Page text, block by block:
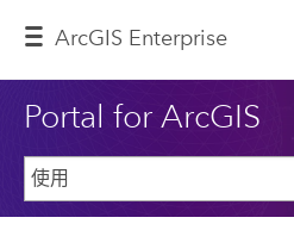
ArcGIS Enterprise
Portal for ArcGIS